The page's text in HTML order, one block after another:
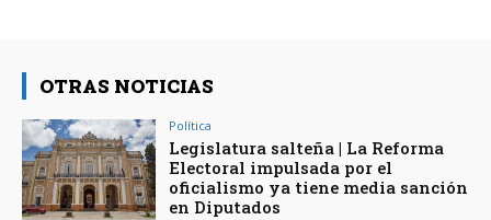
OTRAS NOTICIAS
Política
Legislatura salteña | La Reforma
Electoral impulsada por el
oficialismo ya tiene media sanción
en Diputados